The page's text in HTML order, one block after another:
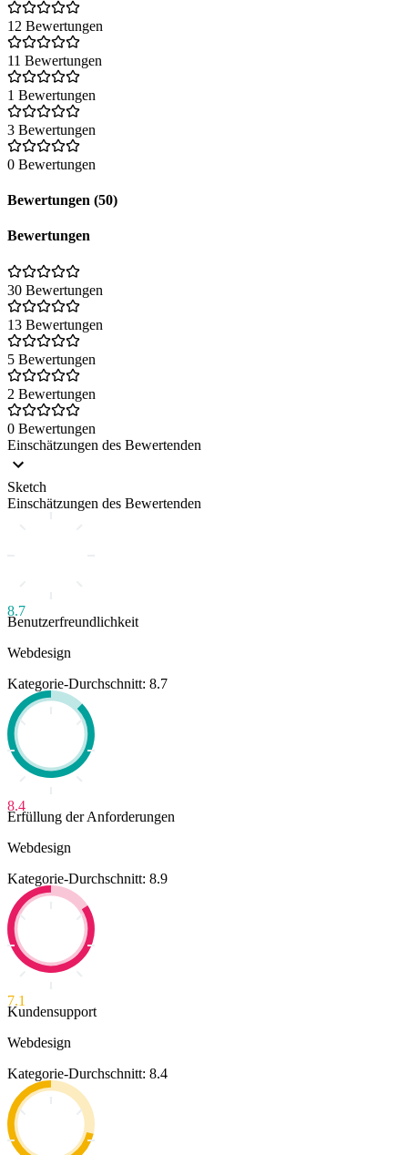
12 Bewertungen
11 Bewertungen
1 Bewertungen
3 Bewertungen
0 Bewertungen
Bewertungen (50)
Bewertungen
30 Bewertungen
13 Bewertungen
5 Bewertungen
2 Bewertungen
0 Bewertungen
Einschätzungen des Bewertenden
Sketch
Einschätzungen des Bewertenden
8.7
Benutzerfreundlichkeit
Webdesign
Kategorie-Durchschnitt: 8.7
8.4
Erfüllung der Anforderungen
Webdesign
Kategorie-Durchschnitt: 8.9
7.1
Kundensupport
Webdesign
Kategorie-Durchschnitt: 8.4